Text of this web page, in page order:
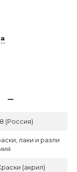
(Россия)
лаки и разли
(акрил)